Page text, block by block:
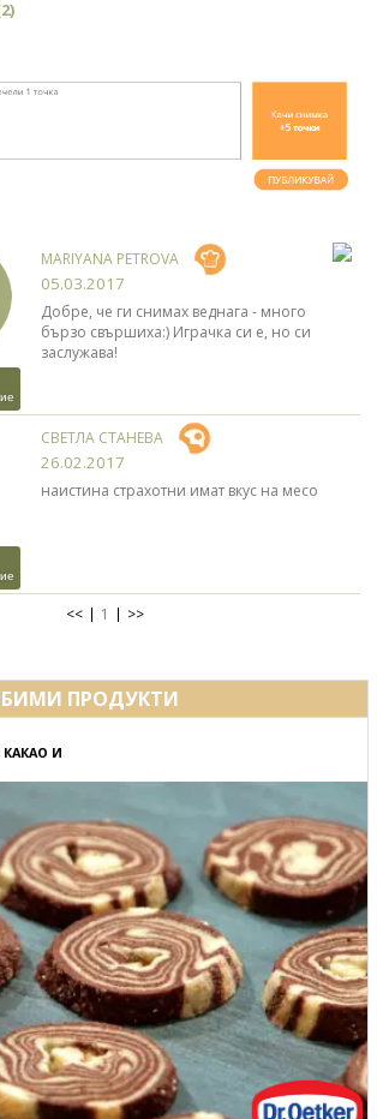
2)
MARIYANA PETROVA
05.03.2017
Добре, че ги снимах веднага - много
бързо свършиха:) Играчка си е, но си
заслужава!
СВЕТЛА СТАНЕВА
26.02.2017
наистина страхотни имат вкус на месо
<< 1 >>
ПРОДУКТИ
И